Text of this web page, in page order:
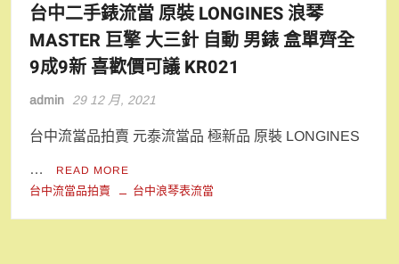
台中二手錶流當 原裝 LONGINES 浪琴
MASTER 巨擎 大三針 自動 男錶 盒單齊全
9成9新 喜歡價可議 KR021
admin 29 12 月, 2021
台中流當品拍賣 元泰流當品 極新品 原裝 LONGINES
… READ MORE
台中流當品拍賣 台中浪琴表流當